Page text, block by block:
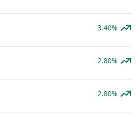
3.40%
2.80%
2.80%